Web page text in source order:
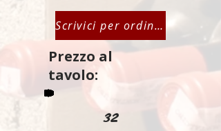
Scrivici per ordinare
Prezzo al
tavolo:
32